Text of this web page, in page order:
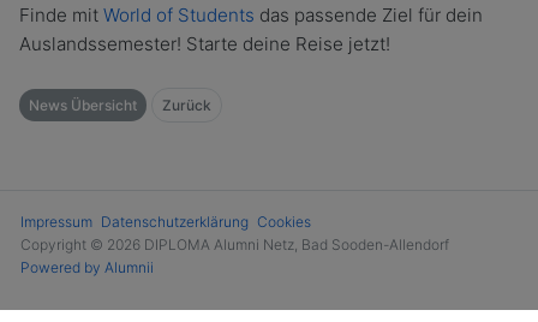
Finde mit World of Students das passende Ziel für dein
Auslandssemester! Starte deine Reise jetzt!
News Übersicht Zurück
Impressum Datenschutzerklärung Cookies
Copyright © 2026 DIPLOMA Alumni Netz, Bad Sooden-Allendorf
Powered by Alumnii